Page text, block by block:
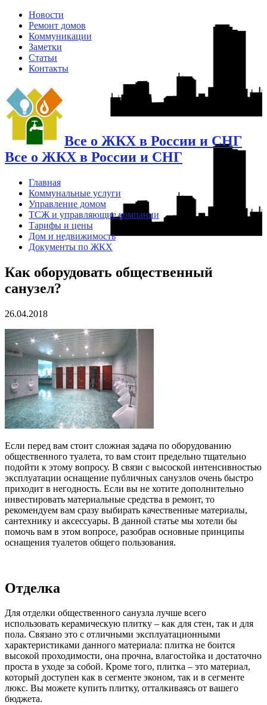
Новости
Ремонт домов
Коммуникации
Заметки
Статьи
Контакты
Все о ЖКХ в России и СНГ
Все о ЖКХ в России и СНГ
Главная
Коммунальные услуги
Управление домом
ТСЖ и управляющие компании
Тарифы и цены
Дом и недвижимость
Документы по ЖКХ
Как оборудовать общественный
санузел?
26.04.2018
Если перед вам стоит сложная задача по оборудованию
общественного туалета, то вам стоит предельно тщательно
подойти к этому вопросу. В связи с высоской интенсивностью
эксплуатации оснащение публичных санузлов очень быстро
приходит в негодность. Если вы не хотите дополнительно
инвестировать материальные средства в ремонт, то
рекомендуем вам сразу выбирать качественные материалы,
сантехнику и аксессуары. В данной статье мы хотели бы
помочь вам в этом вопросе, разобрав основные принципы
оснащения туалетов общего пользования.
Отделка
Для отделки общественного санузла лучше всего
использовать керамическую плитку – как для стен, так и для
пола. Связано это с отличными эксплуатационными
характеристиками данного материала: плитка не боится
высокой проходимости, она прочна, влагостойка и достаточно
проста в уходе за собой. Кроме того, плитка – это материал,
который доступен как в сегменте эконом, так и в сегменте
люкс. Вы можете купить плитку, отталкиваясь от вашего
бюджета.